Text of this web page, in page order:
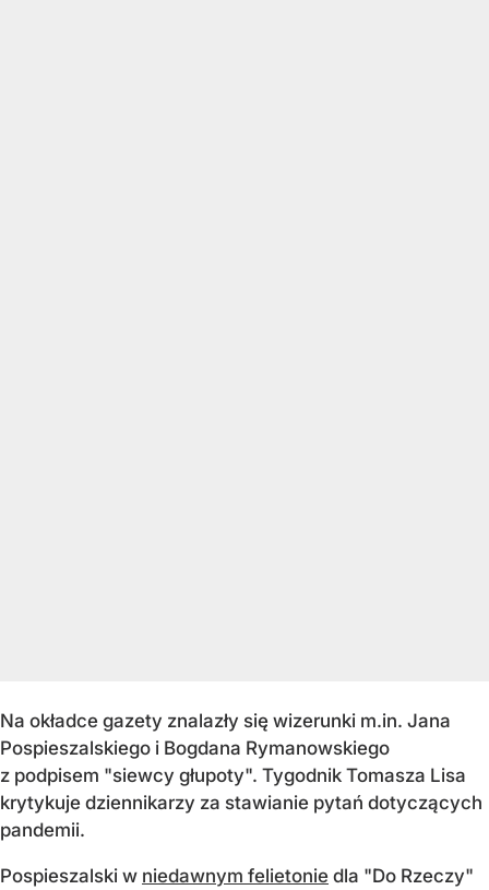
Na okładce gazety znalazły się wizerunki m.in. Jana
Pospieszalskiego i Bogdana Rymanowskiego
z podpisem "siewcy głupoty". Tygodnik Tomasza Lisa
krytykuje dziennikarzy za stawianie pytań dotyczących
pandemii.
Pospieszalski w niedawnym felietonie dla "Do Rzeczy"